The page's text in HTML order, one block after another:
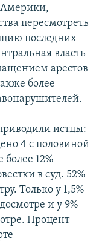
Америки,
пересмотреть
последних
власть
арестов
более
истцы:
4 с половиной
12%
в суд. 52%
Только у 1,5%
и у 9% –
Процент